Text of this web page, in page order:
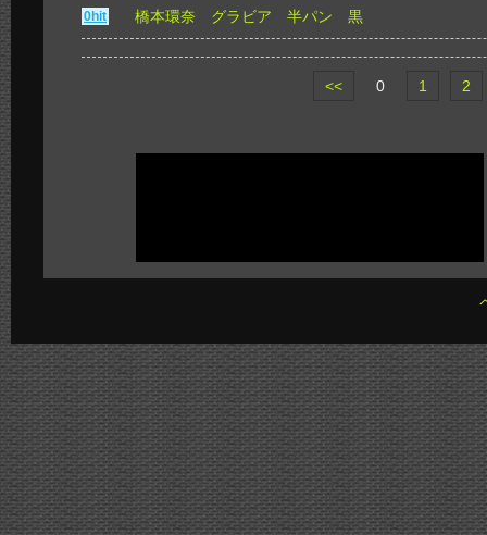
0hit
橋本環奈 グラビア 半パン 黒
<< 0 1 2